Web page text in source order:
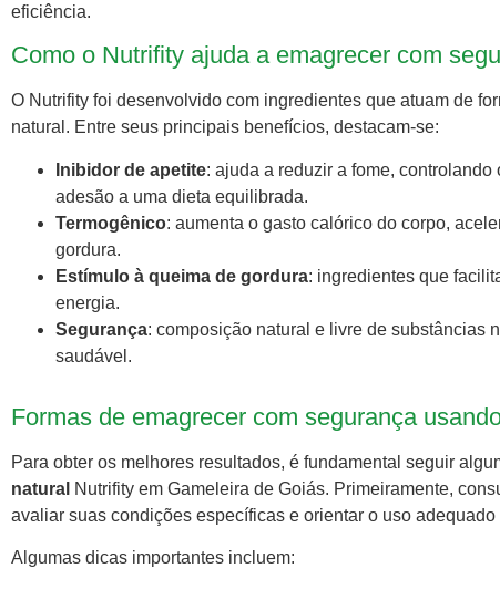
eficiência.
Como o Nutrifity ajuda a emagrecer com
O Nutrifity foi desenvolvido com ingredientes que atuam de
natural. Entre seus principais benefícios, destacam-se:
Inibidor de apetite: ajuda a reduzir a fome,
adesão a uma dieta equilibrada.
Termogênico: aumenta o gasto calórico do corpo,
gordura.
Estímulo à queima de gordura: ingredientes que
energia.
Segurança: composição natural e livre de substâncias
saudável.
Formas de emagrecer com segurança
Para obter os melhores resultados, é fundamental seguir
natural Nutrifity em Gameleira de Goiás. Primeiramente,
avaliar suas condições específicas e orientar o uso adequado
Algumas dicas importantes incluem: